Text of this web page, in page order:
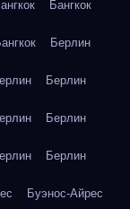
Бангкок
Берлин
Берлин
Берлин
Берлин
Буэнос-Айрес